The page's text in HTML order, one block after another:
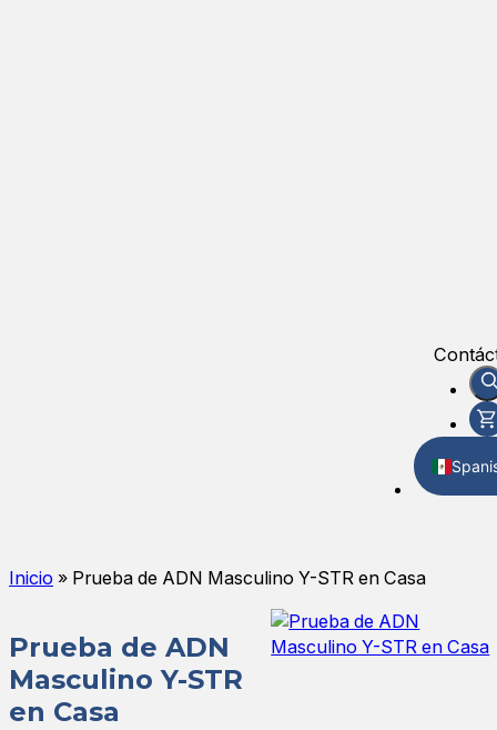
Inicio » Prueba de ADN Masculino Y-STR en Casa
Prueba de ADN
Masculino Y-STR
en Casa